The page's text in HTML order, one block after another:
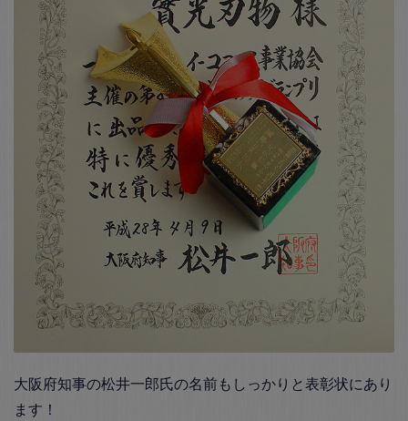
大阪府知事の松井一郎氏の名前もしっかりと表彰状にあり
ます！